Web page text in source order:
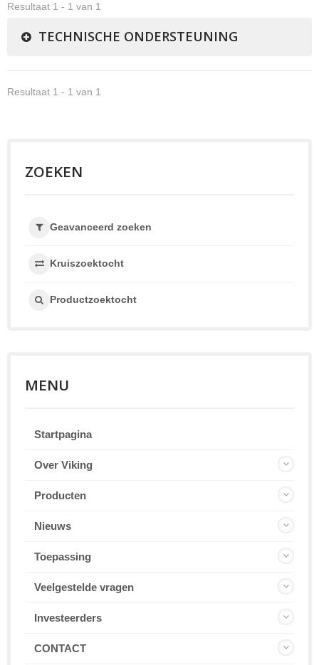
Resultaat 1 - 1 van 1
TECHNISCHE ONDERSTEUNING
Resultaat 1 - 1 van 1
ZOEKEN
Geavanceerd zoeken
Kruiszoektocht
Productzoektocht
MENU
Startpagina
Over Viking
Producten
Nieuws
Toepassing
Veelgestelde vragen
Investeerders
CONTACT